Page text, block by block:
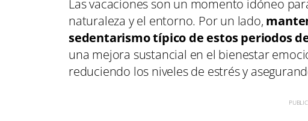
Las vacaciones son un momento idóneo
naturaleza y el entorno. Por un lado,
sedentarismo típico de estos periodos
una mejora sustancial en el bienestar
reduciendo los niveles de estrés y